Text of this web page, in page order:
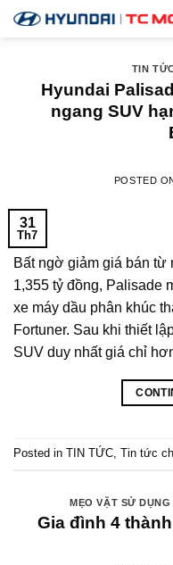
Skip
TIN
Hyundai
ngang SUV
POSTED
31
Th7
Bất ngờ giảm giá bán từ
1,355 tỷ đồng, Palisade
xe máy dầu phân khúc
Fortuner. Sau khi thiết
SUV duy nhất giá chỉ
Posted in TIN TỨC Tin tức
MẸO VẶT SỬ DỤNG
Gia đình 4